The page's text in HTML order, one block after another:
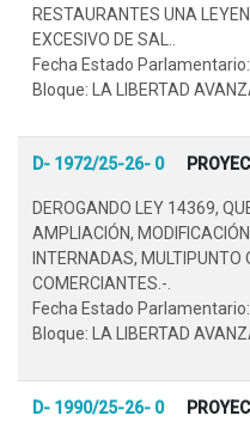
RESTAURANTES UNA
EXCESIVO DE SAL..
Fecha Estado
Bloque: LA LIBERTAD
D- 1972/25-26- 0
DEROGANDO LEY 14369,
AMPLIACIÓN,
INTERNADAS, MULTIPUNTO
COMERCIANTES.-.
Fecha Estado
Bloque: LA LIBERTAD
D- 1990/25-26- 0